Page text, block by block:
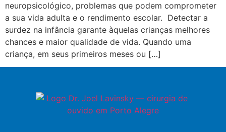
neuropsicológico, problemas que podem comprometer
a sua vida adulta e o rendimento escolar. Detectar a
surdez na infância garante àquelas crianças melhores
chances e maior qualidade de vida. Quando uma
criança, em seus primeiros meses ou […]